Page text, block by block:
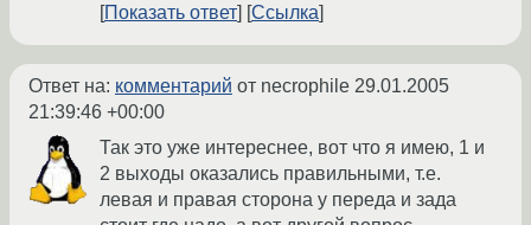
Показать ответ
Ссылка
Ответ на: комментарий от necrophile 29.01.2005
21:39:46 +00:00
Так это уже интереснее, вот что я имею, 1 и
2 выходы оказались правильными, т.е.
левая и правая сторона у переда и зада